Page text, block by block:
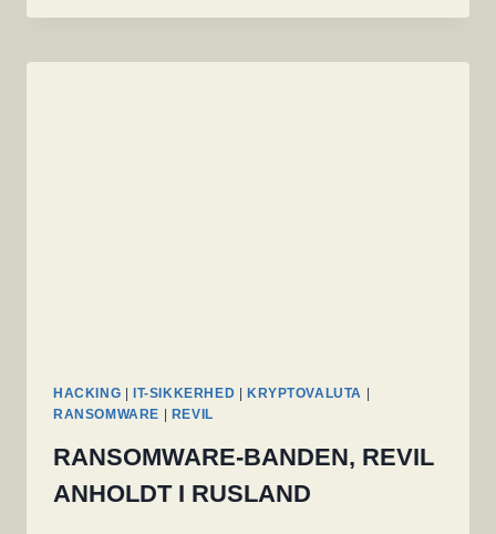
NU
COMPUTERE
HACKING IT-SIKKERHED KRYPTOVALUTA
RANSOMWARE
REVIL
RANSOMWARE-BANDEN, REVIL
ANHOLDT I RUSLAND